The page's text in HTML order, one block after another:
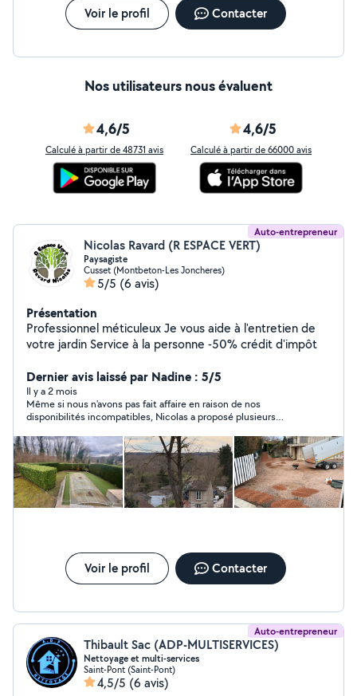
Voir le profil Contacter
Nos utilisateurs nous évaluent
4,6/5
Calculé à partir de 48731 avis
4,6/5
Calculé à partir de 66000 avis
Auto-entrepreneur
Nicolas Ravard (R ESPACE VERT)
Paysagiste
Cusset (Montbeton-Les Joncheres)
5/5 (6 avis)
Présentation
Professionnel méticuleux Je vous aide à l'entretien de
votre jardin Service à la personne -50% crédit d'impôt
Dernier avis laissé par Nadine : 5/5
Il y a 2 mois
Même si nous n'avons pas fait affaire en raison de nos
disponibilités incompatibles, Nicolas a proposé plusieurs
garde toutefois ses coordonnées.
Voir le profil Contacter
Auto-entrepreneur
Thibault Sac (ADP-MULTISERVICES)
Nettoyage et multi-services
Saint-Pont (Saint-Pont)
4,5/5 (6 avis)